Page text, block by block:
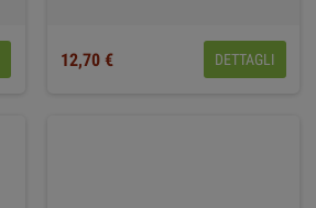
12,70 € DETTAGLI